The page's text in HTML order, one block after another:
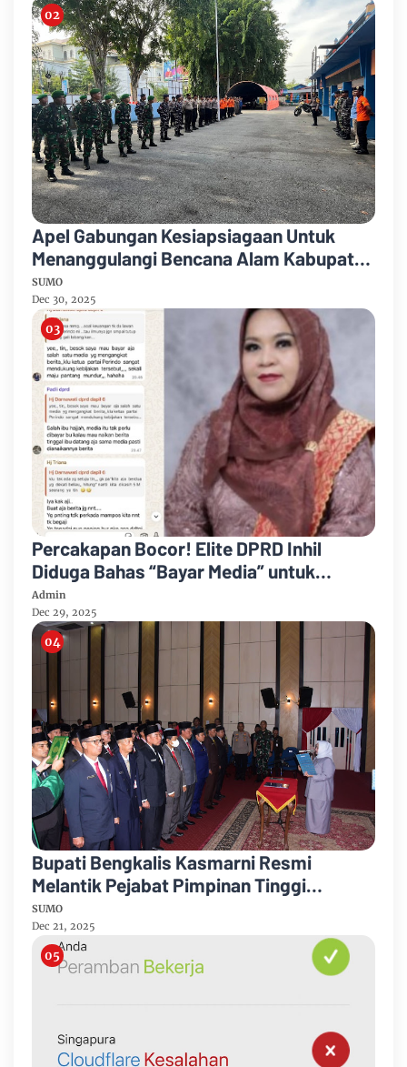
Apel Gabungan Kesiapsiagaan Untuk
Menanggulangi Bencana Alam Kabupaten
Bengkalis
SUMO
Dec 30, 2025
Percakapan Bocor! Elite DPRD Inhil
Diduga Bahas “Bayar Media” untuk
Dukung Kebijakan
Admin
Dec 29, 2025
Bupati Bengkalis Kasmarni Resmi
Melantik Pejabat Pimpinan Tinggi
Pratama
SUMO
Dec 21, 2025